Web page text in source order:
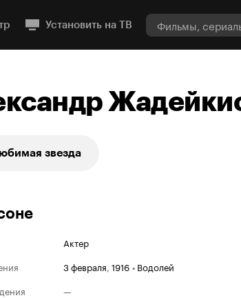
Установить на ТВ
звезда
Актер
3 февраля, 1916 • Водолей
—